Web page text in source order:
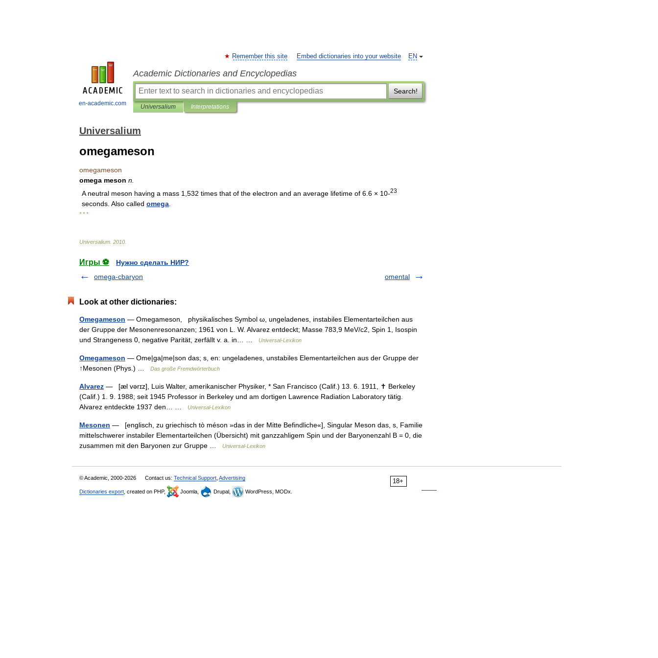
en-academic.com
EN
Remember this site Embed dictionaries into your website
Academic Dictionaries and Encyclopedias
Search!
Universalium Interpretations
Universalium
omegameson
omegameson
omega meson n
A neutral meson having a mass 1 532 times that of the electron and an average lifetime of 6 6 × 10-23
seconds Also called omega
* * *
Universalium 2010
Игры ⚽
Нужно сделать НИР?
omega-cbaryon
omental
Look at other dictionaries:
Omegameson — Omegameson, physikalisches Symbol ω, ungeladenes, instabiles Elementarteilchen aus
der Gruppe der Mesonenresonanzen; 1961 von L. W. Alvarez entdeckt; Masse 783,9 MeV/c2, Spin 1, Isospin
und Strangeness 0, negative Parität, zerfällt v. a. in… …
Universal-Lexikon
Omegameson — Ome|ga|me|son das; s, en: ungeladenes, unstabiles Elementarteilchen aus der Gruppe der
↑Mesonen (Phys.) …
Das große Fremdwörterbuch
Alvarez — [æl vərɪz], Luis Walter, amerikanischer Physiker, * San Francisco (Calif.) 13. 6. 1911, ✝ Berkeley
(Calif.) 1. 9. 1988; seit 1945 Professor in Berkeley und am dortigen Lawrence Radiation Laboratory tätig.
Alvarez entdeckte 1937 den… …
Universal-Lexikon
Mesonen — [englisch, zu griechisch tò méson »das in der Mitte Befindliche«], Singular Meson das, s, Familie
mittelschwerer instabiler Elementarteilchen (Übersicht) mit ganzzahligem Spin und der Baryonenzahl B = 0, die
zusammen mit den Baryonen zur Gruppe …
Universal-Lexikon
18+
© Academic, 2000-2026 Contact us: Technical Support Advertising
Dictionaries export , created on PHP, Joomla, Drupal, WordPress, MODx.